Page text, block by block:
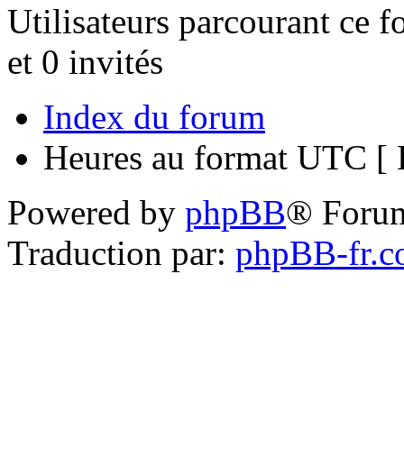
Utilisateurs parcourant ce
et 0 invités
Index du forum
Heures au format UTC [
Powered by phpBB®
Traduction par: phpBB-